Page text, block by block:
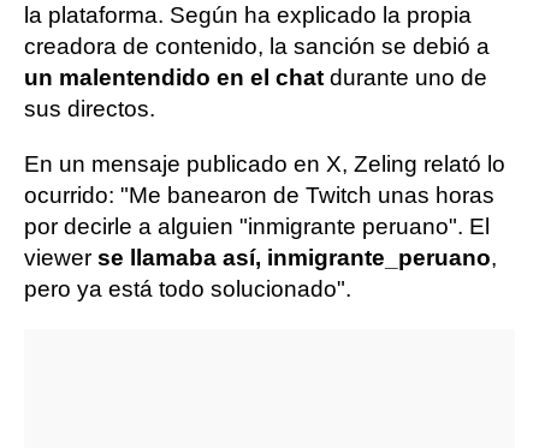
la plataforma. Según ha explicado la propia
creadora de contenido, la sanción se debió a
un malentendido en el chat durante uno de
sus directos.
En un mensaje publicado en X, Zeling relató lo
ocurrido: "Me banearon de Twitch unas horas
por decirle a alguien "inmigrante peruano". El
viewer se llamaba así, inmigrante_peruano,
pero ya está todo solucionado".